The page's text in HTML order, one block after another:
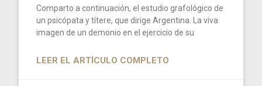
Comparto a continuación, el estudio grafológico de
un psicópata y títere, que dirige Argentina. La viva
imagen de un demonio en el ejercicio de su
LEER EL ARTÍCULO COMPLETO